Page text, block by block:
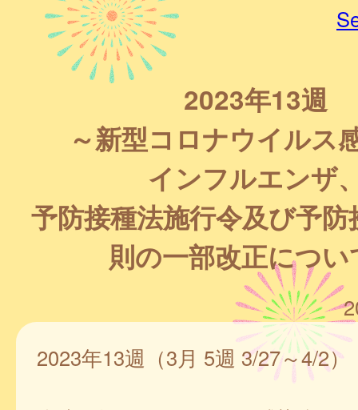
2023年13週
～新型コロナウイルス
インフルエンザ
予防接種法施行令及び予
則の一部改正につい
2023年13週（3月 5週 3/27～4/2）